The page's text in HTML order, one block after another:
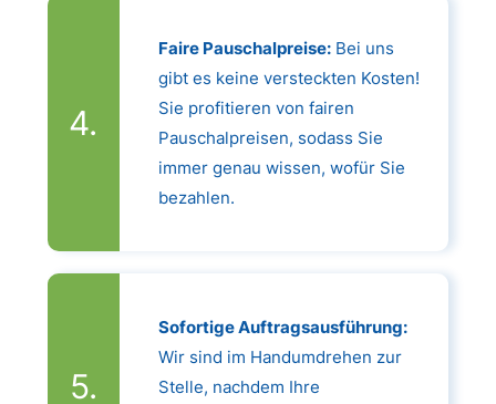
Faire Pauschalpreise:Bei uns
gibt es keine versteckten Kosten!
Sie profitieren von fairen
Pauschalpreisen, sodass Sie
immer genau wissen, wofür Sie
bezahlen.
Sofortige Auftragsausführung:
Wir sind im Handumdrehen zur
Stelle, nachdem Ihre